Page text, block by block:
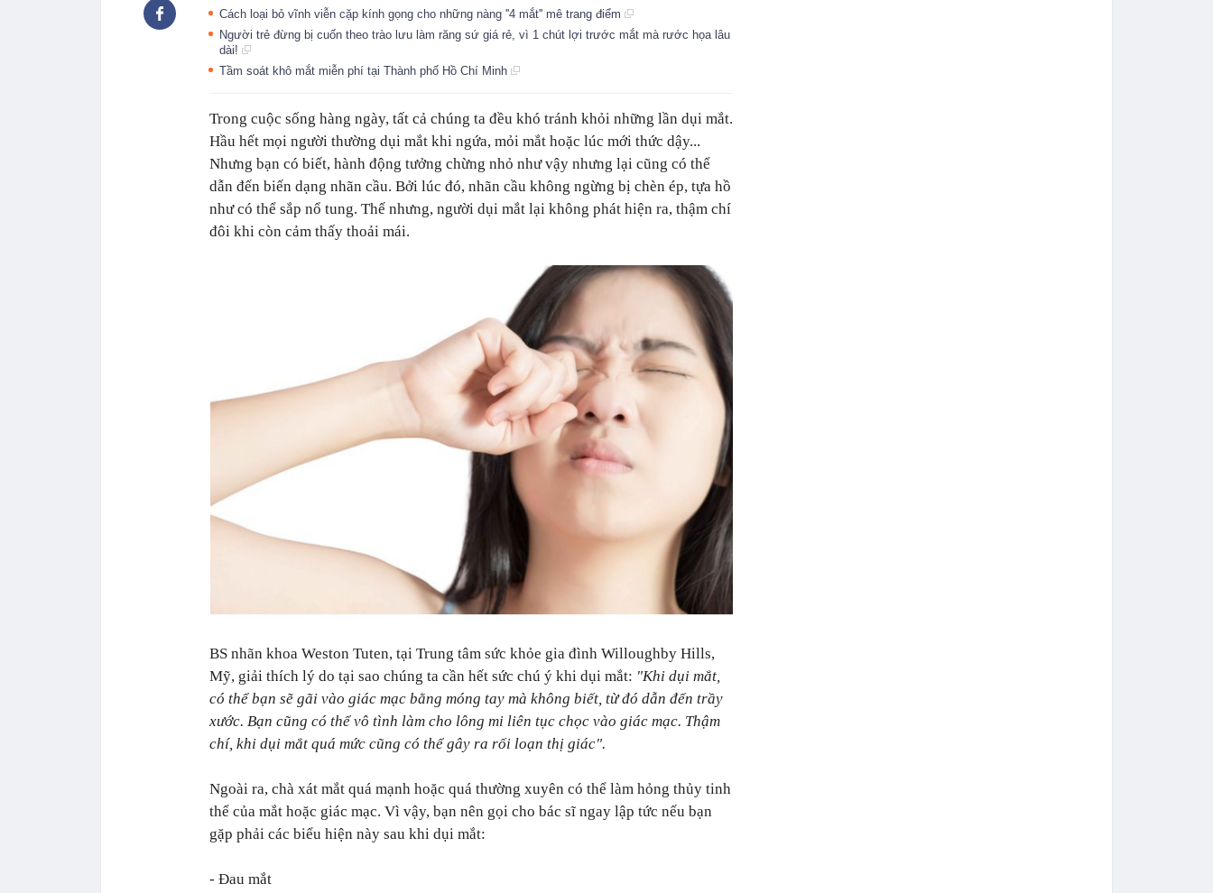
Cách loại bỏ vĩnh viễn cặp kính gọng cho những nàng ''4 mắt'' mê trang điểm
Người trẻ đừng bị cuốn theo trào lưu làm răng sứ giá rẻ, vì 1 chút lợi trước mắt mà rước họa lâu
dài!
Tầm soát khô mắt miễn phí tại Thành phố Hồ Chí Minh
Trong cuộc sống hàng ngày, tất cả chúng ta đều khó tránh khỏi những lần dụi mắt.
Hầu hết mọi người thường dụi mắt khi ngứa, mỏi mắt hoặc lúc mới thức dậy...
Nhưng bạn có biết, hành động tưởng chừng nhỏ như vậy nhưng lại cũng có thể
dẫn đến biến dạng nhãn cầu. Bởi lúc đó, nhãn cầu không ngừng bị chèn ép, tựa hồ
như có thể sắp nổ tung. Thế nhưng, người dụi mắt lại không phát hiện ra, thậm chí
đôi khi còn cảm thấy thoải mái.
BS nhãn khoa Weston Tuten, tại Trung tâm sức khỏe gia đình Willoughby Hills,
Mỹ, giải thích lý do tại sao chúng ta cần hết sức chú ý khi dụi mắt: "Khi dụi mắt,
có thể bạn sẽ gãi vào giác mạc bằng móng tay mà không biết, từ đó dẫn đến trầy
xước. Bạn cũng có thể vô tình làm cho lông mi liên tục chọc vào giác mạc. Thậm
chí, khi dụi mắt quá mức cũng có thể gây ra rối loạn thị giác".
Ngoài ra, chà xát mắt quá mạnh hoặc quá thường xuyên có thể làm hỏng thủy tinh
thể của mắt hoặc giác mạc. Vì vậy, bạn nên gọi cho bác sĩ ngay lập tức nếu bạn
gặp phải các biểu hiện này sau khi dụi mắt:
- Đau mắt